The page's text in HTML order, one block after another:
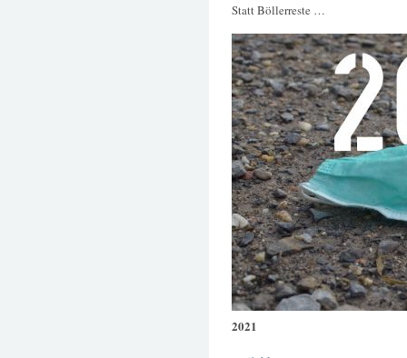
Statt Böllerreste …
2021